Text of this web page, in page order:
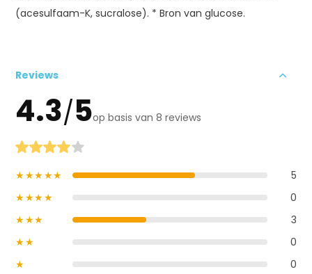
(acesulfaam-K, sucralose). * Bron van glucose.
Reviews
4.3/5op basis van 8 reviews
★★★★★
5
★★★★
0
★★★
3
★★
0
★
0